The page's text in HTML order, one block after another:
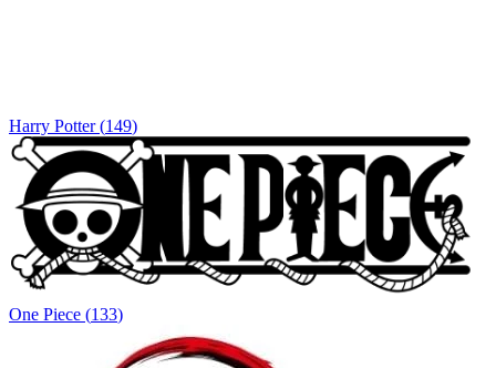
Harry Potter (149)
One Piece (133)